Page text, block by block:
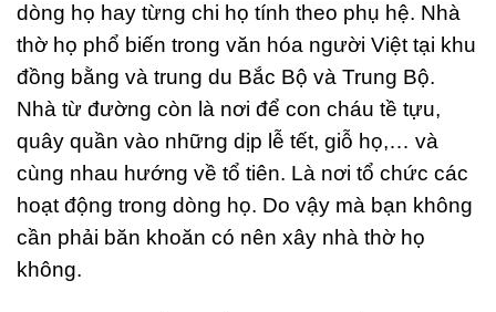
dòng họ hay từng chi họ tính theo phụ hệ. Nhà
thờ họ phổ biến trong văn hóa người Việt tại khu
đồng bằng và trung du Bắc Bộ và Trung Bộ.
Nhà từ đường còn là nơi để con cháu tề tựu,
quây quần vào những dịp lễ tết, giỗ họ,… và
cùng nhau hướng về tổ tiên. Là nơi tổ chức các
hoạt động trong dòng họ. Do vậy mà bạn không
cần phải băn khoăn có nên xây nhà thờ họ
không.